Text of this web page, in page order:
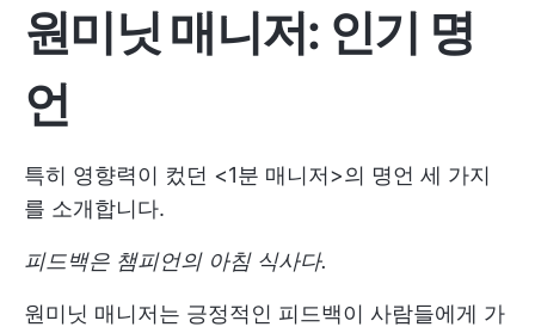
원미닛 매니저: 인기 명
언
특히 영향력이 컸던 <1분 매니저>의 명언 세 가지
를 소개합니다.
피드백은 챔피언의 아침 식사다.
원미닛 매니저는 긍정적인 피드백이 사람들에게 가